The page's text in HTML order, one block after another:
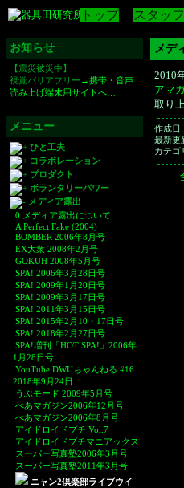
トップ スタッ
お知らせ
【震災被災中】
視覚バリアフリー →携帯・音声
読み上げ端末用サイトへ…
メニュー
ひと工夫
コラボレーション
プロダクト
ボランタリーパワー
メディア露出
0.メディア露出について
A Perfect Fake (2004)
BOMBER 2006年8月号
EX大衆 2008年2月号
GOKUH 2008年5月号
SPA! 2006年3月28日号
SPA! 2009年1月20日号
SPA! 2009年3月17日号
SPA! 2011年3月15日号
SPA! 2015年2月10・17日号
SPA! 2018年2月27日号
SPA!増刊「HOT SPA!」2006年
1月28日号
YouTube DWUちゃんねる #16
2018年9月24日
うぶモード 2009年5月号
ぺあマガジン2006年12月号
ぺあマガジン2006年8月号
アイドロイドプチ Vol.7
アイドロイドプチマニアックス
スーパー写真塾2006年3月号
スーパー写真塾2011年3月号
ニャン2倶楽部ライブウイ
メデ
2010
アマ
取り
作成日 :
最新更
カテゴ